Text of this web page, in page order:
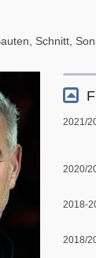
Schnitt,
2021/
2020/
2018-
2018/